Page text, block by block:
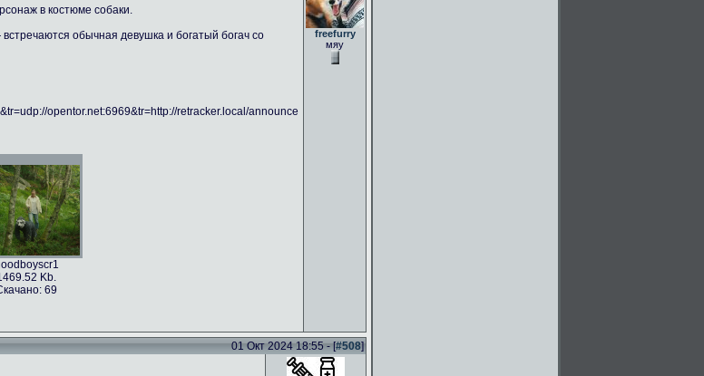
в костюме собаки.
обычная девушка и богатый богач со
opentor.net:6969&tr=http://retracker.local/announce
Kb.
69
freefurry
мяу
01 Окт 2024 18:55 - [#508]